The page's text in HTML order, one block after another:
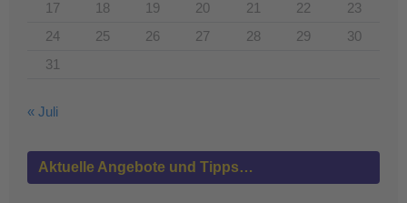
17
18 19 20 21 22
23
24
25 26 27 28 29
30
31
« Juli
Aktuelle Angebote und Tipps…